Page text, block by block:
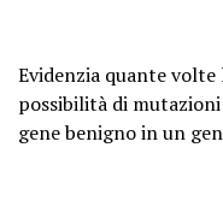
Evidenzia quante volte
possibilità di
gene benigno in un